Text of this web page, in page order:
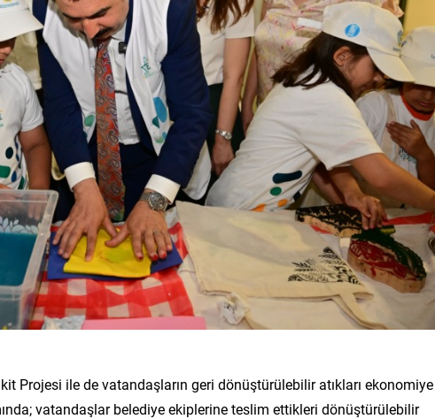
Projesi ile de vatandaşların geri dönüştürülebilir atıkları ekonomiye
vatandaşlar belediye ekiplerine teslim ettikleri dönüştürülebilir